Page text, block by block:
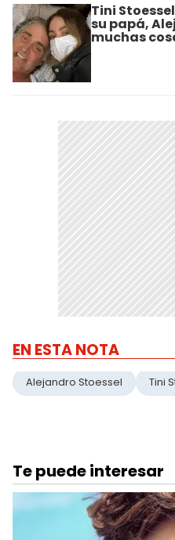
Tini
su papá,
muchas
EN ESTA NOTA
Alejandro Stoessel Tini